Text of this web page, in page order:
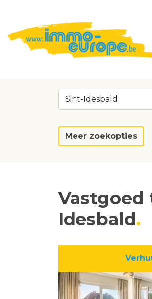
Sint-Idesbald
Meer zoekopties
Vastgoed
Idesbald